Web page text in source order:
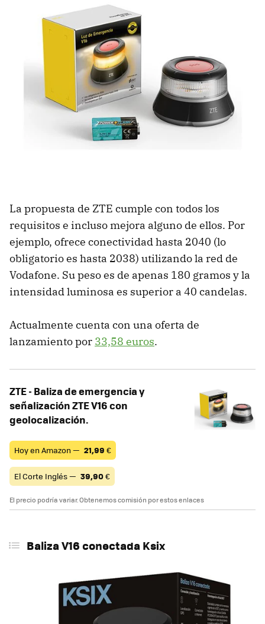
La propuesta de ZTE cumple con todos los
requisitos e incluso mejora alguno de ellos. Por
ejemplo, ofrece conectividad hasta 2040 (lo
obligatorio es hasta 2038) utilizando la red de
Vodafone. Su peso es de apenas 180 gramos y la
intensidad luminosa es superior a 40 candelas.
Actualmente cuenta con una oferta de
lanzamiento por 33,58 euros.
ZTE - Baliza de emergencia y
señalización ZTE V16 con
geolocalización.
Hoy en Amazon — 21,99 €
El Corte Inglés — 39,90€
El precio podría variar. Obtenemos comisión por estos enlaces
Baliza V16 conectada Ksix